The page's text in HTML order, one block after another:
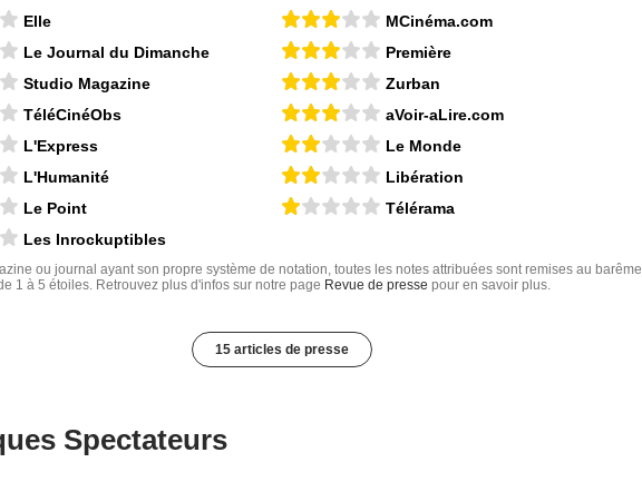
Elle
Le Journal du Dimanche
Studio Magazine
TéléCinéObs
L'Express
L'Humanité
Le Point
Les Inrockuptibles
MCinéma.com
Première
Zurban
aVoir-aLire.com
Le Monde
Libération
Télérama
ou journal ayant son propre système de notation, toutes les notes attribuées sont remises au barême
1 à 5 étoiles. Retrouvez plus d'infos sur notre page Revue de presse pour en savoir plus.
15 articles de presse
Spectateurs